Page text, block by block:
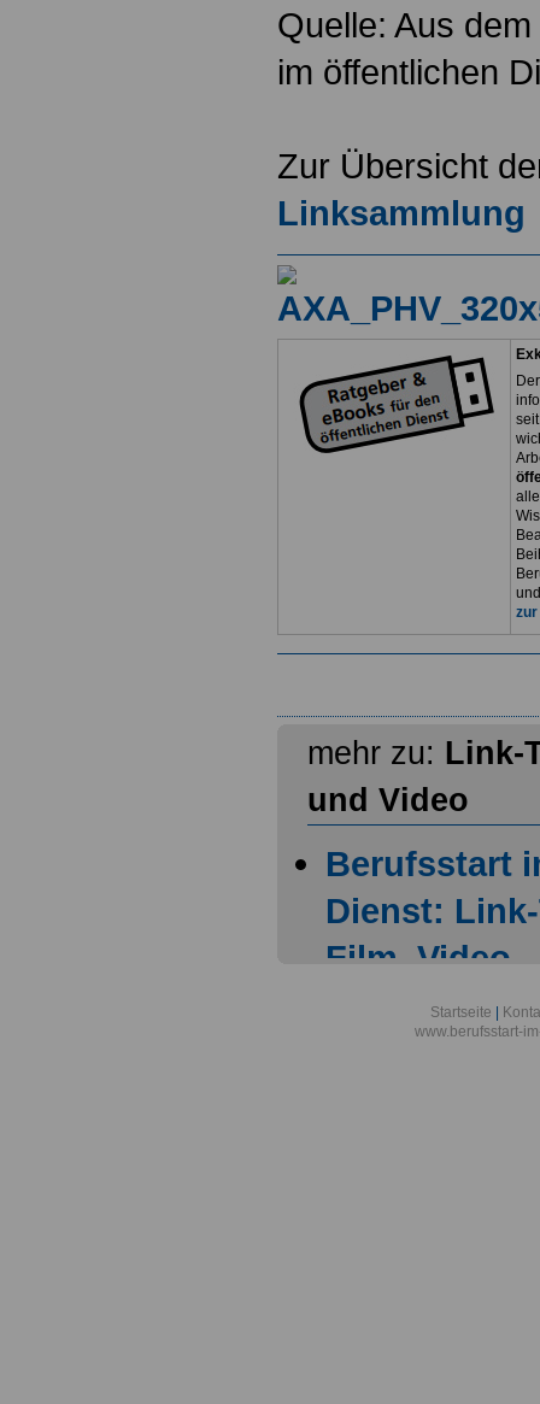
Quelle: Aus
im öffentlichen
Zur Übersicht
Linksammlung
mehr zu: Link-
und Video
Berufsstart
Dienst:
Film, Video
Startseite
www.berufsstart-